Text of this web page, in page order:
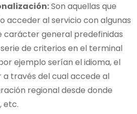
Son aquellas que
acceder al servicio con algunas
general predefinidas
de criterios en el terminal
ejemplo serían el idioma, el
través del cual accede al
regional desde donde
etc.